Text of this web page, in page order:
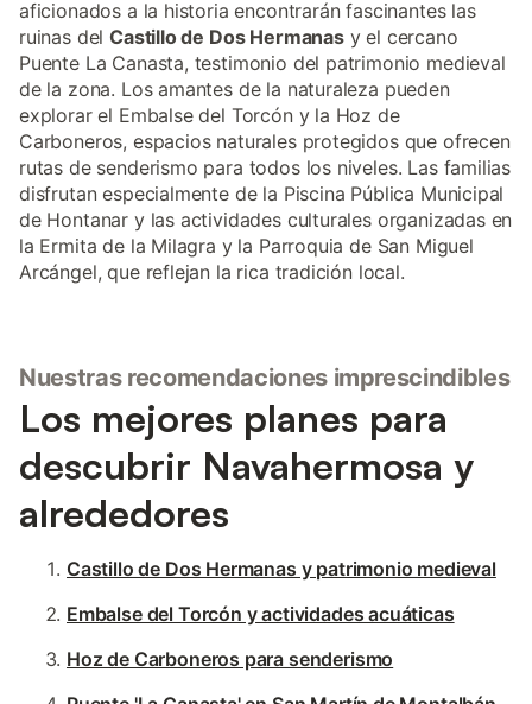
aficionados a la historia encontrarán fascinantes las
ruinas delCastillo de Dos Hermanasy el cercano
Puente La Canasta, testimonio del patrimonio medieval
de la zona. Los amantes de la naturaleza pueden
explorar el Embalse del Torcón y la Hoz de
Carboneros, espacios naturales protegidos que ofrecen
rutas de senderismo para todos los niveles. Las familias
disfrutan especialmente de la Piscina Pública Municipal
de Hontanar y las actividades culturales organizadas en
la Ermita de la Milagra y la Parroquia de San Miguel
Arcángel, que reflejan la rica tradición local.
Nuestras recomendaciones imprescindibles
Los mejores planes para
descubrir Navahermosa y
alrededores
Castillo de Dos Hermanas y patrimonio medieval
Embalse del Torcón y actividades acuáticas
Hoz de Carboneros para senderismo